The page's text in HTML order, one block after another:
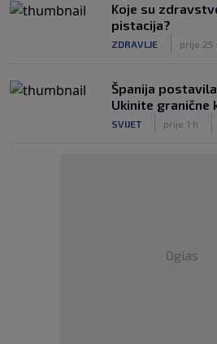
Koje su
pistacija?
ZDRAVLJE prije 25
Španija
Ukinite granične
SVIJET prije 1 h
Oglas